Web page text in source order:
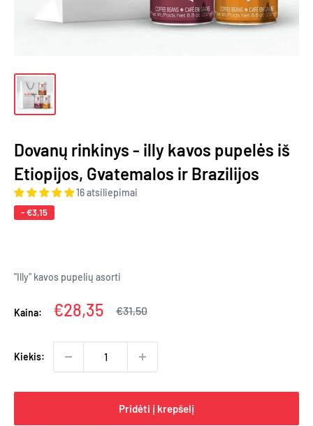
Dovanų rinkinys - illy kavos pupelės iš
Etiopijos, Gvatemalos ir Brazilijos
16 atsiliepimai
-€3,15
"Illy" kavos pupelių asorti
Kaina: Kaina
€28,35
Įprasta
€31,50
Kiekis:
Pridėti į krepšelį